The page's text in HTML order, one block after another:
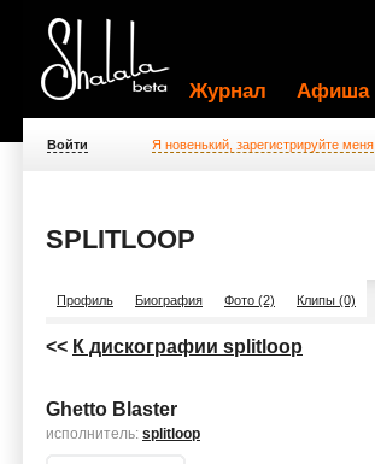
Журнал Афиша
Войти Я новенький, зарегистрируйте меня
SPLITLOOP
Профиль Биография Фото (2) Клипы (0)
<< К дискографии splitloop
Ghetto Blaster
исполнитель: splitloop